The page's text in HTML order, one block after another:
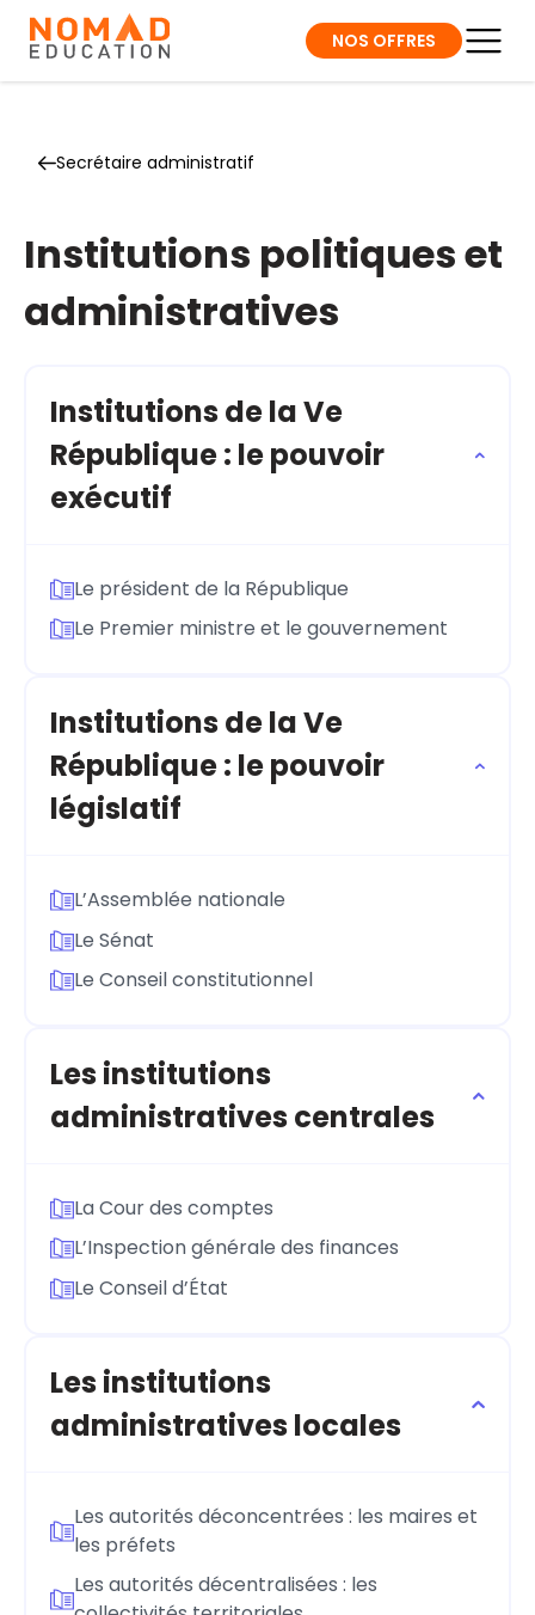
NOS OFFRES
Secrétaire administratif
Institutions politiques et
administratives
Institutions de la Ve
République : le pouvoir
exécutif
Le président de la République
Le Premier ministre et le gouvernement
Institutions de la Ve
République : le pouvoir
législatif
L’Assemblée nationale
Le Sénat
Le Conseil constitutionnel
Les institutions
administratives centrales
La Cour des comptes
L’Inspection générale des finances
Le Conseil d’État
Les institutions
administratives locales
Les autorités déconcentrées : les maires et
les préfets
Les autorités décentralisées : les